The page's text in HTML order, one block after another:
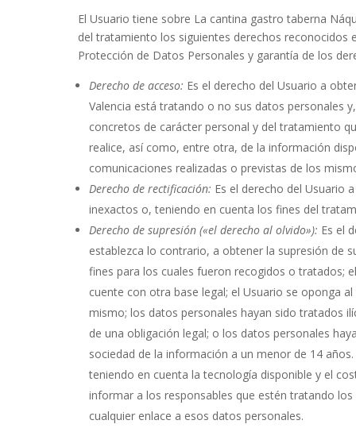
El Usuario tiene sobre La cantina gastro taberna
del tratamiento los siguientes derechos reconocidos
Protección de Datos Personales y garantía de los
Derecho de acceso: Es el derecho del Usuario a
Valencia está tratando o no sus datos personales
concretos de carácter personal y del tratamiento
realice, así como, entre otra, de la información
comunicaciones realizadas o previstas de los
Derecho de rectificación: Es el derecho del Usuario
inexactos o, teniendo en cuenta los fines del
Derecho de supresión («el derecho al olvido»): Es el
establezca lo contrario, a obtener la supresión de
fines para los cuales fueron recogidos o tratados;
cuente con otra base legal; el Usuario se oponga
mismo; los datos personales hayan sido tratados
de una obligación legal; o los datos personales
sociedad de la información a un menor de 14
teniendo en cuenta la tecnología disponible y el
informar a los responsables que estén tratando
cualquier enlace a esos datos personales.